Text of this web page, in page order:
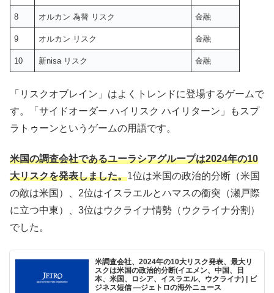
8 オルカン 為替 リスク 金融
9 オルカン リスク 金融
10 新nisa リスク 金融
「リスクオブレイン」はよくトレンドに登場するゲームで
す。「サイドオーダー ハイリスク ハイリターン」もスプ
ラトゥーンというゲームの用語です。
米国の調査会社であるユーラシアグループは2024年の10
大リスクを発表しました。1位は米国の政治的分断（米国
の敵は米国）、2位はイスラエルとハマスの衝突（瀬戸際
に立つ中東）、3位はウクライナ情勢（ウクライナ分割）
でした。
米調査会社、2024年の10大リスク発表、最大リ
スクは米国の政治的分断(イエメン、中国、日
本、米国、ロシア、イスラエル、ウクライナ) | ビ
ジネス短信 ―ジェトロの海外ニュース